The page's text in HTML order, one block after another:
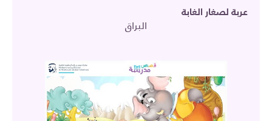
عربة لصغار الغابة
البراق